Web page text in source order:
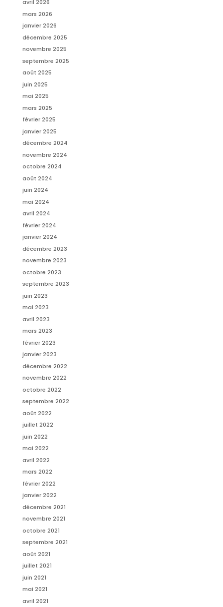
avril 2026
mars 2026
janvier 2026
décembre 2025
novembre 2025
septembre 2025
août 2025
juin 2025
mai 2025
mars 2025
février 2025
janvier 2025
décembre 2024
novembre 2024
octobre 2024
août 2024
juin 2024
mai 2024
avril 2024
février 2024
janvier 2024
décembre 2023
novembre 2023
octobre 2023
septembre 2023
juin 2023
mai 2023
avril 2023
mars 2023
février 2023
janvier 2023
décembre 2022
novembre 2022
octobre 2022
septembre 2022
août 2022
juillet 2022
juin 2022
mai 2022
avril 2022
mars 2022
février 2022
janvier 2022
décembre 2021
novembre 2021
octobre 2021
septembre 2021
août 2021
juillet 2021
juin 2021
mai 2021
avril 2021